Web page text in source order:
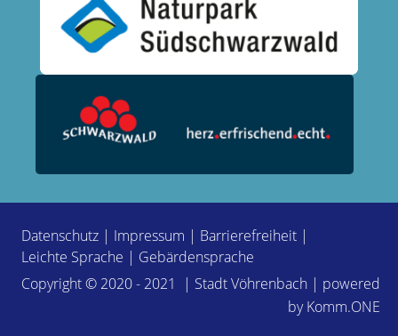
Datenschutz | Impressum | Barrierefreiheit |
Leichte Sprache | Gebärdensprache
Copyright © 2020 - 2021 | Stadt Vöhrenbach | powered
byKomm.ONE